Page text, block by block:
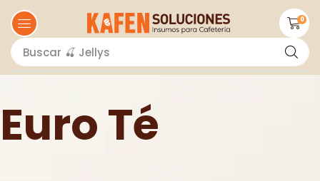
Buscar 🍫 Salsas
0
Euro Té